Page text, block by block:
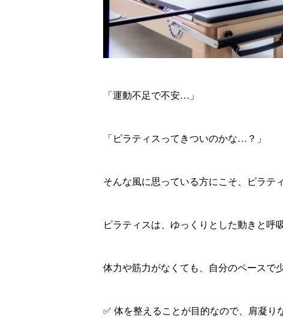
「運動不足で不安…」
「ピラティスってきついのかな…？」
そんな風に思っている方にこそ、ピラテ
ピラティスは、ゆっくりとした動きと呼
体力や筋力がなくても、自分のペースで
✅ 体を整えることが目的なので、肩凝り